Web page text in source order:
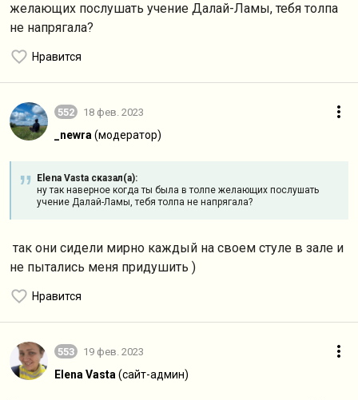
желающих послушать учение Далай-Ламы, тебя толпа
не напрягала?
Нравится
552 18 фев. 2023
_newra(модератор)
Elena Vasta сказал(а):
ну так наверное когда ты была в толпе желающих послушать
учение Далай-Ламы, тебя толпа не напрягала?
так они сидели мирно каждый на своем стуле в зале и
не пытались меня придушить )
Нравится
553 19 фев. 2023
Elena Vasta(сайт-админ)